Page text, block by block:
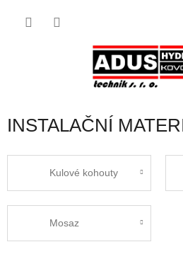
INSTALAČNÍ
Kulové kohouty
Mosaz